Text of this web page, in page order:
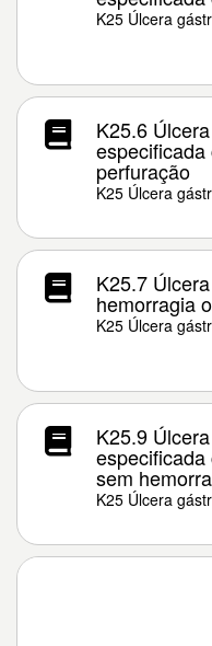
K25 Úlcera
K25.6
perfuração
K25 Úlcera
K25.7
hemorragia
K25 Úlcera
K25.9
sem
K25 Úlcera